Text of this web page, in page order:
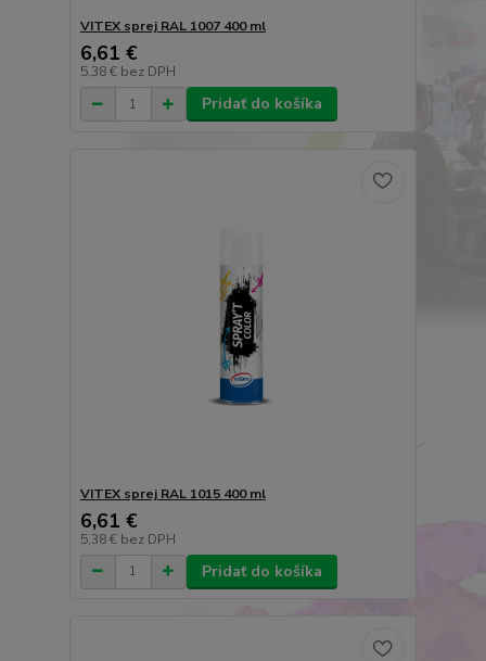
VITEX sprej RAL 1007 400 ml
6,61 €
5,38 € bez DPH
Pridať do košíka
VITEX sprej RAL 1015 400 ml
6,61 €
5,38 € bez DPH
Pridať do košíka